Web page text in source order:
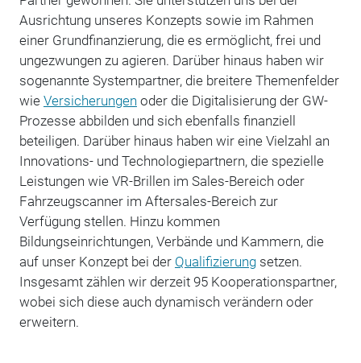
Ausrichtung unseres Konzepts sowie im Rahmen
einer Grundfinanzierung, die es ermöglicht, frei und
ungezwungen zu agieren. Darüber hinaus haben wir
sogenannte Systempartner, die breitere Themenfelder
wie Versicherungen oder die Digitalisierung der GW-
Prozesse abbilden und sich ebenfalls finanziell
beteiligen. Darüber hinaus haben wir eine Vielzahl an
Innovations- und Technologiepartnern, die ­spezielle
Leistungen wie VR-Brillen im Sales-Bereich oder
Fahrzeugscanner im Aftersales-Bereich zur
Verfügung stellen. Hinzu kommen
Bildungseinrichtungen, Verbände und Kammern, die
auf unser Konzept bei der Qualifizierungsetzen.
Insgesamt zählen wir derzeit 95 Kooperationspartner,
wobei sich diese auch dynamisch verändern oder
erweitern.